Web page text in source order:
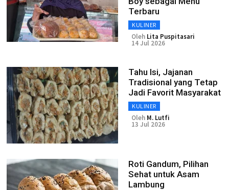
Terbaru
KULINER
Oleh Lita Puspitasari
14 Jul 2026
Tahu Isi, Jajanan
Tradisional yang Tetap
Jadi Favorit Masyarakat
KULINER
Oleh M. Lutfi
13 Jul 2026
Roti Gandum, Pilihan
Sehat untuk Asam
Lambung